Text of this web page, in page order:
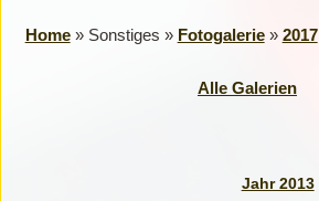
Home» Sonstiges » Fotogalerie» 2017
Alle Galerien
Jahr 2013